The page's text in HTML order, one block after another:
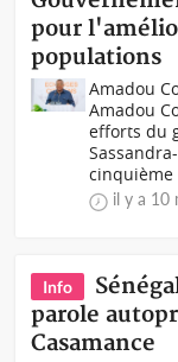
pour
populations
Amadou
Amadou
efforts du
cinquième
il y a 10
Info
parole
Casamance